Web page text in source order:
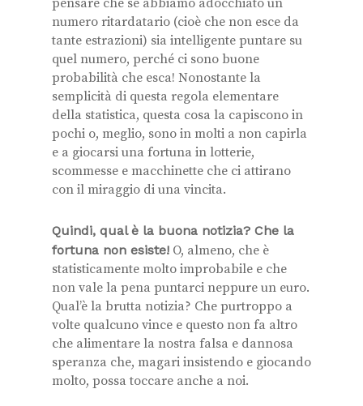
numero ritardatario (cioè che non esce da
tante estrazioni) sia intelligente puntare su
quel numero, perché ci sono buone
probabilità che esca! Nonostante la
semplicità di questa regola elementare
della statistica, questa cosa la capiscono in
pochi o, meglio, sono in molti a non capirla
e a giocarsi una fortuna in lotterie,
scommesse e macchinette che ci attirano
con il miraggio di una vincita.
Quindi, qual è la buona notizia? Che la
fortuna non esiste! O, almeno, che è
statisticamente molto improbabile e che
non vale la pena puntarci neppure un euro.
Qual’è la brutta notizia? Che purtroppo a
volte qualcuno vince e questo non fa altro
che alimentare la nostra falsa e dannosa
speranza che, magari insistendo e giocando
molto, possa toccare anche a noi.